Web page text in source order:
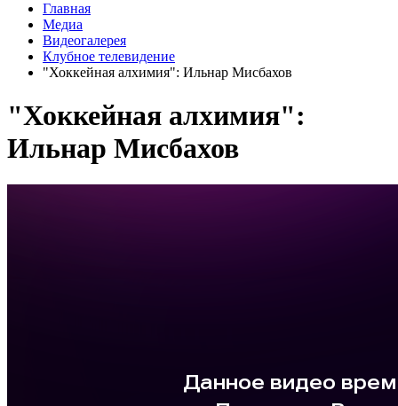
Главная
Медиа
Видеогалерея
Клубное телевидение
"Хоккейная алхимия": Ильнар Мисбахов
"Хоккейная алхимия":
Ильнар Мисбахов